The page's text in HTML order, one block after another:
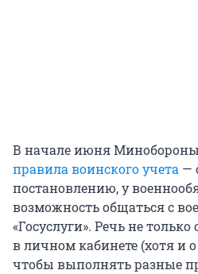
В начале июня Минобороны
правила воинского учета —
постановлению, у
возможность общаться с
«Госуслуги». Речь не
в личном кабинете (хотя и
чтобы выполнять разные